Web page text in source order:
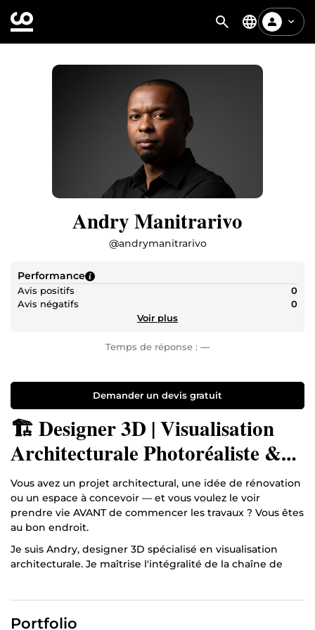
Andry Manitrarivo
@andrymanitrarivo
Performance
Avis positifs
0
Avis négatifs
0
Voir plus
Temps de réponse : —
Demander un devis gratuit
🏗️ Designer 3D | Visualisation
Architecturale Photoréaliste &
Animation Lumion
Vous avez un projet architectural, une idée de rénovation
ou un espace à concevoir — et vous voulez le voir
prendre vie AVANT de commencer les travaux ? Vous êtes
au bon endroit.
Je suis Andry, designer 3D spécialisé en visualisation
architecturale. Je maîtrise l'intégralité de la chaîne de
Portfolio